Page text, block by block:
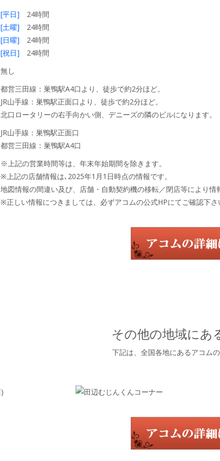
[平日] 24時間
[土曜] 24時間
[日曜] 24時間
[祝日] 24時間
無し
都営三田線：巣鴨駅A4口より、徒歩で約2分ほど。
JR山手線：巣鴨駅正面口より、徒歩で約2分ほど。
北口ロータリーの右手向かい側、デニーズの隣のビルになります。
JR山手線：巣鴨駅正面口
都営三田線：巣鴨駅A4口
※上記の営業時間等は、年末年始期間を除きます。
※上記の店舗情報は､2025年1月1日時点の情報です。
地図情報の間違い及び、店舗・自動契約機の移転／閉店等により
※正しい情報につきましては、必ずアコムの公式HPにてご確認下さ
その他の地域にあ
下記は、全国各地にあるアコム